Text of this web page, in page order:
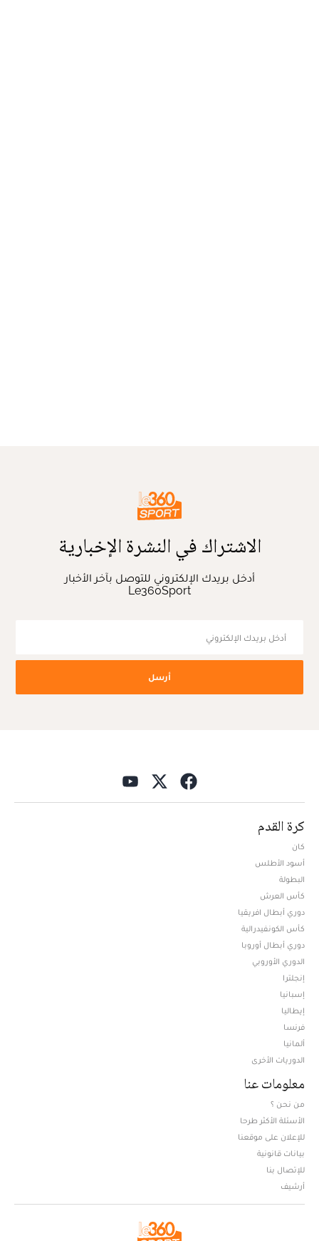
الاشتراك في النشرة الإخبارية
أدخل بريدك الإلكتروني للتوصل بآخر الأخبار
Le360Sport
أرسل
كرة القدم
كان
أسود الأطلس
البطولة
كأس العرش
دوري أبطال افريقيا
كأس الكونفيدرالية
دوري أبطال أوروبا
الدوري الأوروبي
إنجلترا
إسبانيا
إيطاليا
فرنسا
ألمانيا
الدوريات الأخرى
معلومات عنا
من نحن ؟
الأسئلة الأكثر طرحا
للإعلان على موقعنا
بيانات قانونية
للإتصال بنا
أرشيف